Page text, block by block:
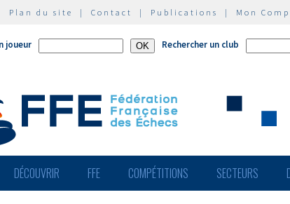
Plan du site | Contact | Publications | Mon
joueur Rechercher un club
DÉCOUVRIR FFE COMPÉTITIONS SECTEURS